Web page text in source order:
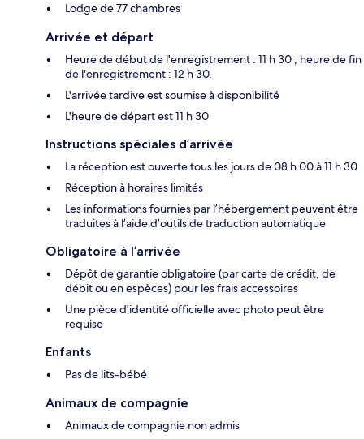
Lodge de 77 chambres
Arrivée et départ
Heure de début de l'enregistrement : 11 h 30 ; heure de fin
de l'enregistrement : 12 h 30.
L'arrivée tardive est soumise à disponibilité
L'heure de départ est 11 h 30
Instructions spéciales d’arrivée
La réception est ouverte tous les jours de 08 h 00 à 11 h 30
Réception à horaires limités
Les informations fournies par l’hébergement peuvent être
traduites à l’aide d’outils de traduction automatique
Obligatoire à l’arrivée
Dépôt de garantie obligatoire (par carte de crédit, de
débit ou en espèces) pour les frais accessoires
Une pièce d'identité officielle avec photo peut être
requise
Enfants
Pas de lits-bébé
Animaux de compagnie
Animaux de compagnie non admis